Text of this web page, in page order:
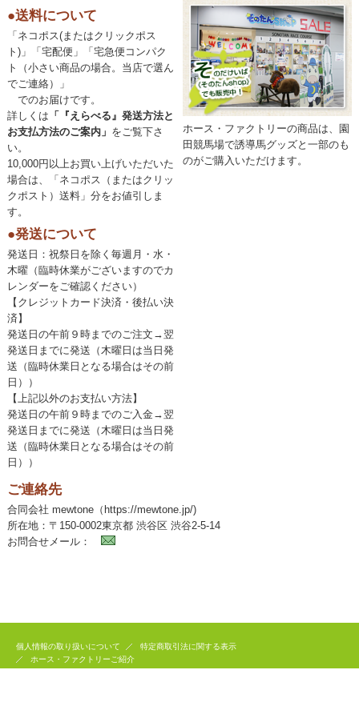
●送料について
「ネコポス(またはクリックポス
ト)」「宅配便」「宅急便コンパク
ト（小さい商品の場合。当店で選ん
でご連絡）」
でのお届けです。
詳しくは 「『えらべる』発送方法と
お支払方法のご案内」 をご覧下さ
い。
10,000円以上お買い上げいただいた
場合は、「ネコポス（またはクリッ
クポスト）送料」分をお値引しま
す。
●発送について
発送日：祝祭日を除く毎週月・水・
木曜（臨時休業がございますのでカ
レンダーをご確認ください）
【クレジットカード決済・後払い決
済】
発送日の午前９時までのご注文→翌
発送日までに発送（木曜日は当日発
送（臨時休業日となる場合はその前
日））
【上記以外のお支払い方法】
発送日の午前９時までのご入金→翌
発送日までに発送（木曜日は当日発
送（臨時休業日となる場合はその前
日））
ホース・ファクトリーの商品は、園
田競馬場で誘導馬グッズと一部のも
のがご購入いただけます。
ご連絡先
合同会社 mewtone（https://mewtone.jp/)
所在地：〒150-0002東京都 渋谷区 渋谷2-5-14
お問合せメール：
個人情報の取り扱いについて
特定商取引法に関する表示
ホース・ファクトリーご紹介